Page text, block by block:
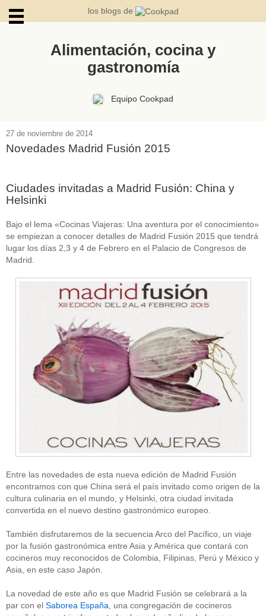
los blogs de
Alimentación, cocina y
gastronomía
Equipo Cookpad
27 de noviembre de 2014
Novedades Madrid Fusión 2015
Ciudades invitadas a Madrid Fusión: China y
Helsinki
Bajo el lema «Cocinas Viajeras: Una aventura por el conocimiento»
se empiezan a conocer detalles de Madrid Fusión 2015 que tendrá
lugar los días 2,3 y 4 de Febrero en el Palacio de Congresos de
Madrid.
Entre las novedades de esta nueva edición de Madrid Fusión
encontramos con que China será el país invitado como origen de la
cultura culinaria en el mundo, y Helsinki, otra ciudad invitada
convertida en el nuevo destino gastronómico europeo.
También disfrutaremos de la secuencia Arco del Pacífico, un viaje
por la fusión gastronómica entre Asia y América que contará con
cocineros muy reconocidos de Colombia, Filipinas, Perú y México y
Asia, en este caso Japón.
La novedad de este año es que Madrid Fusión se celebrará a la
par con el Saborea España , una congregación de cocineros